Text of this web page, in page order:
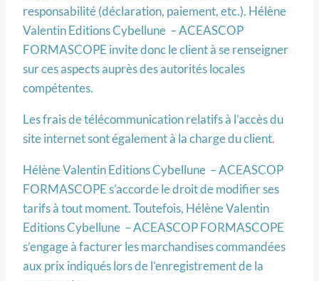
responsabilité (déclaration, paiement, etc.). Hélène
Valentin Editions Cybellune – ACEASCOP
FORMASCOPE invite donc le client à se renseigner
sur ces aspects auprès des autorités locales
compétentes.
Les frais de télécommunication relatifs à l’accès du
site internet sont également à la charge du client.
Hélène Valentin Editions Cybellune – ACEASCOP
FORMASCOPE s’accorde le droit de modifier ses
tarifs à tout moment. Toutefois, Hélène Valentin
Editions Cybellune – ACEASCOP FORMASCOPE
s’engage à facturer les marchandises commandées
aux prix indiqués lors de l’enregistrement de la